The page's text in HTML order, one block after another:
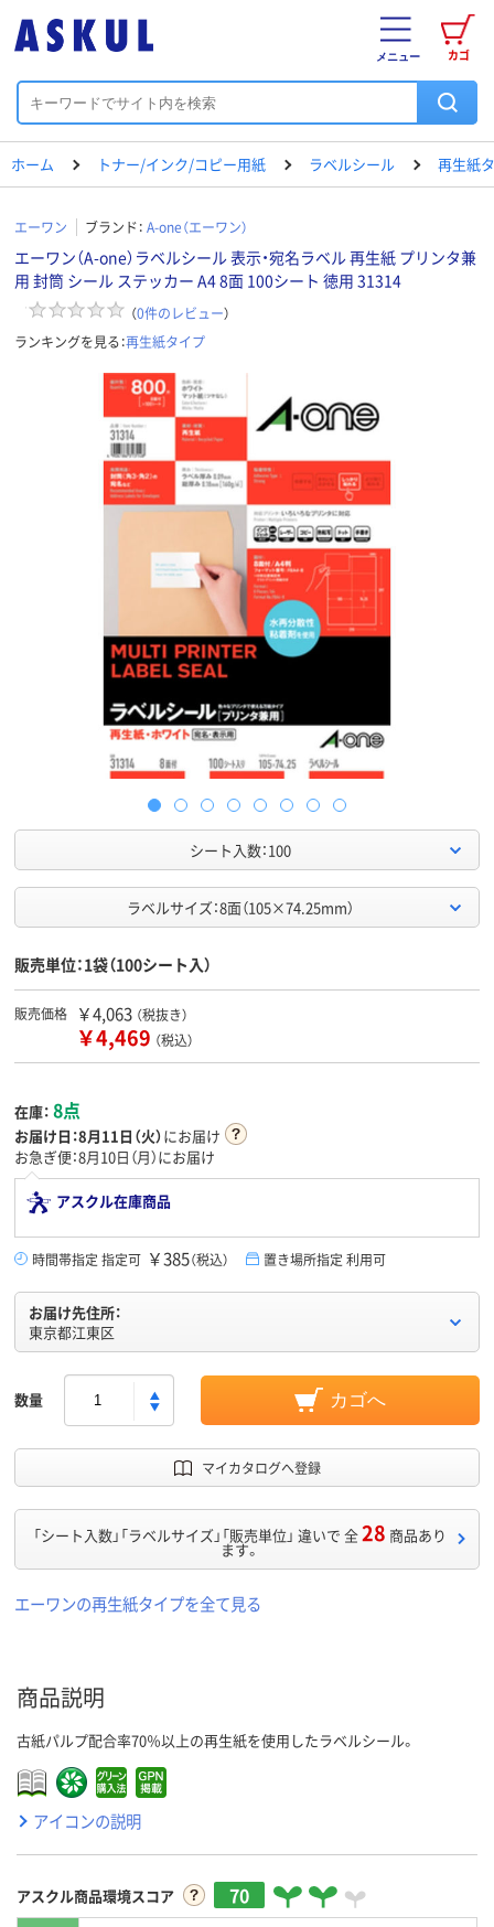
カゴ
メニュー
ホーム トナー/インク/コピー用紙 ラベルシール 再生紙
エーワン ブランド： A-one（エーワン）
エーワン（A-one）ラベルシール 表示・宛名ラベル 再生紙 プリンタ兼
用 封筒 シール ステッカー A4 8面 100シート 徳用 31314
（0件のレビュー）
ランキングを見る：再生紙タイプ
シート入数：100
ラベルサイズ：8面（105×74.25mm）
販売単位：1袋（100シート入）
販売価格 ￥4,063 （税抜き）
￥4,469 （税込）
在庫： 8点
お届け日：8月11日（火）にお届け
お急ぎ便：8月10日（月）にお届け
アスクル在庫商品
時間帯指定 指定可 ￥385（税込） 置き場所指定 利用可
お届け先住所：
東京都江東区
数量 カゴへ
マイカタログへ登録
「シート入数」「ラベルサイズ」「販売単位」 違いで 全28 商品あり
ます。
エーワンの再生紙タイプを全て見る
商品説明
古紙パルプ配合率70％以上の再生紙を使用したラベルシール。
アイコンの説明
アスクル商品環境スコア 70